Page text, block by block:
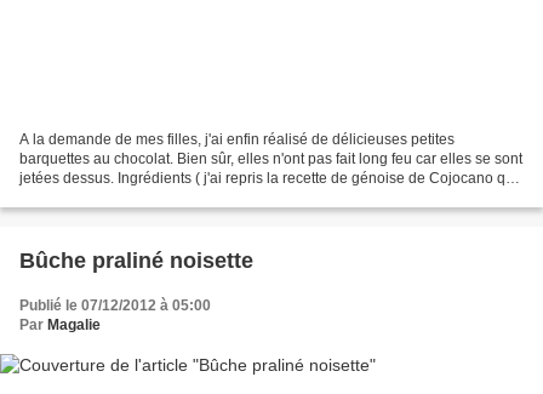
A la demande de mes filles, j'ai enfin réalisé de délicieuses petites
barquettes au chocolat. Bien sûr, elles n'ont pas fait long feu car elles se sont
jetées dessus. Ingrédients ( j'ai repris la recette de génoise de Cojocano qui
Bûche praliné noisette
Publié le 07/12/2012 à 05:00
Par Magalie